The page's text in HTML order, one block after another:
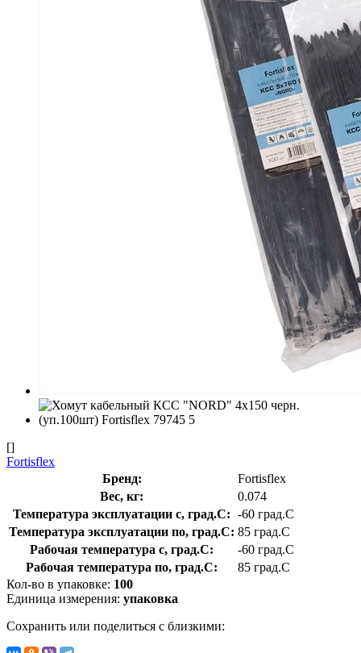
[]
Fortisflex
Бренд:
Fortisflex
Вес, кг:
0.074
Температура эксплуатации с, град.C: -60 град.C
Температура эксплуатации по, град.C: 85 град.C
Рабочая температура с, град.C:
-60 град.C
Рабочая температура по, град.C:
85 град.C
Кол-во в упаковке: 100
Единица измерения: упаковка
Сохранить или поделиться с близкими: